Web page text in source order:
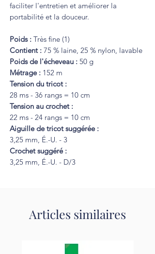
faciliter l'entretien et améliorer la
portabilité et la douceur.
Poids : Très fine (1)
Contient : 75 % laine, 25 % nylon, lavable
Poids de l'écheveau : 50 g
Métrage : 152 m
Tension du tricot :
28 ms - 36 rangs = 10 cm
Tension au crochet :
22 ms - 24 rangs = 10 cm
Aiguille de tricot suggérée :
3,25 mm, É.-U. - 3
Crochet suggéré :
3,25 mm, É.-U. - D/3
Articles similaires